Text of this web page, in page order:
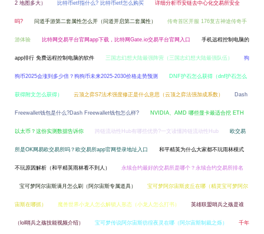
2 地图多大） 比特币etf指什么? 比特币etf怎么购买 详细分析币安链去中心化交易所安全
吗? 问道手游第二套属性怎么开（问道开启第二套属性） 传奇首区开服 176复古神途传奇手
游体验 比特网交易平台官网app下载，比特网Gate.io交易平台官网入口 手机远程控制电脑的
app排行 免费远程控制电脑的软件 三国志幻想大陆最强阵营（三国志幻想大陆最强队伍） 狗
狗币2025会涨到多少倍？狗狗币未来2025-2030价格走势预测 DNF护石怎么获得（dnf护石怎么
获得附文怎么获得） 云顶之弈S7法术强度修正是什么意思（云顶之弈法强加成系数） Dash
Freewallet钱包是什么?Dash Freewallet钱包怎么样? NVIDIA、AMD 哪些显卡最适合挖 ETH
以太币？这份实测数据告诉你 跨链流动性Hub有哪些优势?一文读懂跨链流动性Hub 欧交易
所是OK网易欧交易所吗？欧交易所app官网登录地址入口 和平精英为什么大家都不玩雨林模式
不玩原因解析（和平精英雨林看不到人） 永续合约最好的交易所是哪个？永续合约交易所排名
宝可梦阿尔宙斯满月怎么刷（阿尔宙斯专属道具） 宝可梦阿尔宙斯皮丘在哪（精灵宝可梦阿尔
宙斯在哪抓） 魔兽世界小龙人怎么解锁人形态（小龙人怎么打书） 英雄联盟哨兵之殇是谁
（lol哨兵之殇技能视频介绍） 宝可梦传说阿尔宙斯彷徨夜灵在哪（阿尔宙斯制裁之烁） 千年